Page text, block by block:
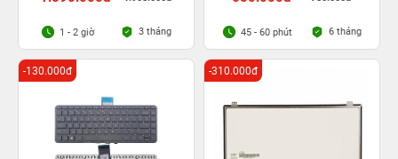
1 - 2 giờ 3 tháng 45 - 60 phút 6 tháng
-130.000đ -310.000đ